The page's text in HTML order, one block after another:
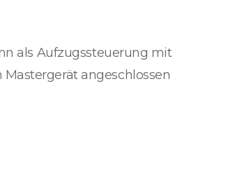
als Aufzugssteuerung mit
angeschlossen